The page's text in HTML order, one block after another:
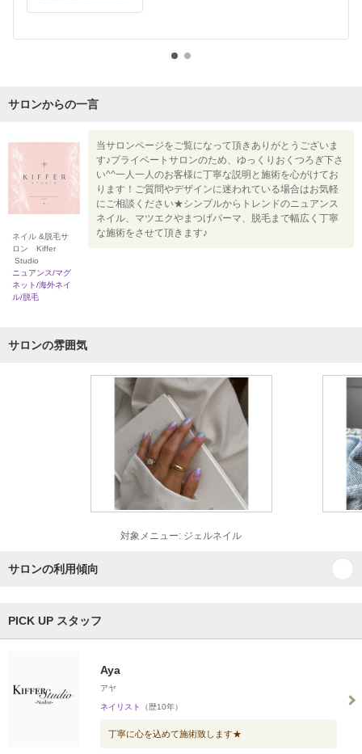
サロンからの一言
ネイル &脱毛サ
ロン Kiffer
Studio
ニュアンス/マグ
ネット/海外ネイ
ル/脱毛
当サロンページをご覧になって頂きありがとうございま
す♪プライベートサロンのため、ゆっくりおくつろぎ下さ
い^^一人一人のお客様に丁寧な説明と施術を心がけてお
ります！ご質問やデザインに迷われている場合はお気軽
にご相談ください★シンプルからトレンドのニュアンス
ネイル、マツエクやまつげパーマ、脱毛まで幅広く丁寧
な施術をさせて頂きます♪
サロンの雰囲気
対象メニュー: ジェルネイル
サロンの利用傾向
PICK UP スタッフ
Aya
アヤ
ネイリスト （歴10年）
丁寧に心を込めて施術致します★